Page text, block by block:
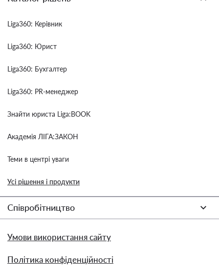
Liga360: Керівник
Liga360: Юрист
Liga360: Бухгалтер
Liga360: PR-менеджер
Знайти юриста Liga:BOOK
Академія ЛІГА:ЗАКОН
Теми в центрі уваги
Усі рішення і продукти
Співробітництво
Умови використання сайту
Політика конфіденційності